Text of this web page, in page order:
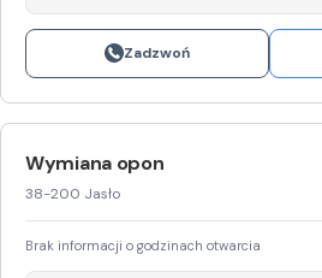
Zadzwoń
Wymiana opon
38-200 Jasło
Brak informacji o godzinach otwarcia